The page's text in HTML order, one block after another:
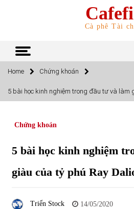
Cà phê Tài
TOP
Top 10 mặt hàng Việt
15/06/2022
Top 10 mặt hàng Việt
Home Chứng khoán
5 bài học kinh nghiệm trong đầu tư và làm
Chứng khoán
5 bài học kinh nghiệm
giàu của tỷ phú Ray
Triển Stock 14/05/2020